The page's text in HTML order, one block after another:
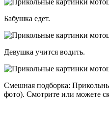
Бабушка едет.
Девушка учится водить.
Смешная подборка:
фото). Смотрите или можете